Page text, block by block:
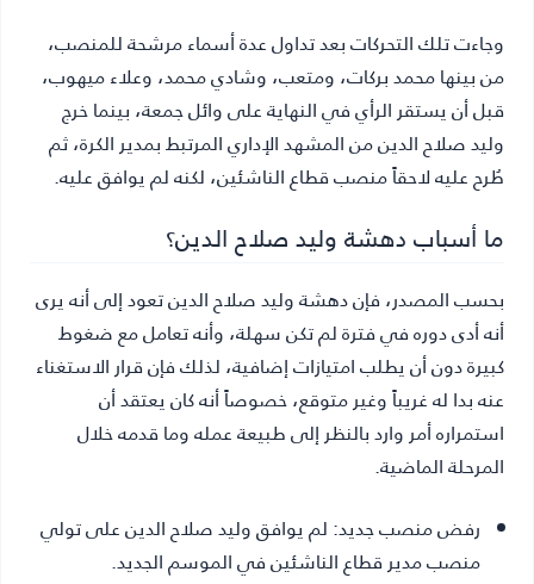
وجاءت تلك التحركات بعد تداول عدة أسماء مرشحة للمنصب،
من بينها محمد بركات، ومتعب، وشادي محمد، وعلاء ميهوب،
قبل أن يستقر الرأي في النهاية على وائل جمعة، بينما خرج
وليد صلاح الدين من المشهد الإداري المرتبط بمدير الكرة، ثم
طُرح عليه لاحقاً منصب قطاع الناشئين، لكنه لم يوافق عليه.
ما أسباب دهشة وليد صلاح الدين؟
بحسب المصدر، فإن دهشة وليد صلاح الدين تعود إلى أنه يرى
أنه أدى دوره في فترة لم تكن سهلة، وأنه تعامل مع ضغوط
كبيرة دون أن يطلب امتيازات إضافية، لذلك فإن قرار الاستغناء
عنه بدا له غريباً وغير متوقع، خصوصاً أنه كان يعتقد أن
استمراره أمر وارد بالنظر إلى طبيعة عمله وما قدمه خلال
المرحلة الماضية.
رفض منصب جديد:لم يوافق وليد صلاح الدين على تولي
منصب مدير قطاع الناشئين في الموسم الجديد.